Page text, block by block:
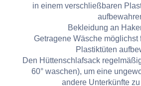
in einem verschließbaren
Bekleidung an
Getragene Wäsche möglichst
Plastiktüten
Den Hüttenschlafsack
60° waschen), um eine
andere Unterkünfte